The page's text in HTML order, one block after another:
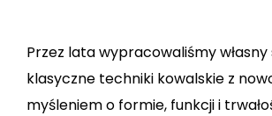
Przez lata wypracowaliśmy własny
klasyczne techniki kowalskie z
myśleniem o formie, funkcji i